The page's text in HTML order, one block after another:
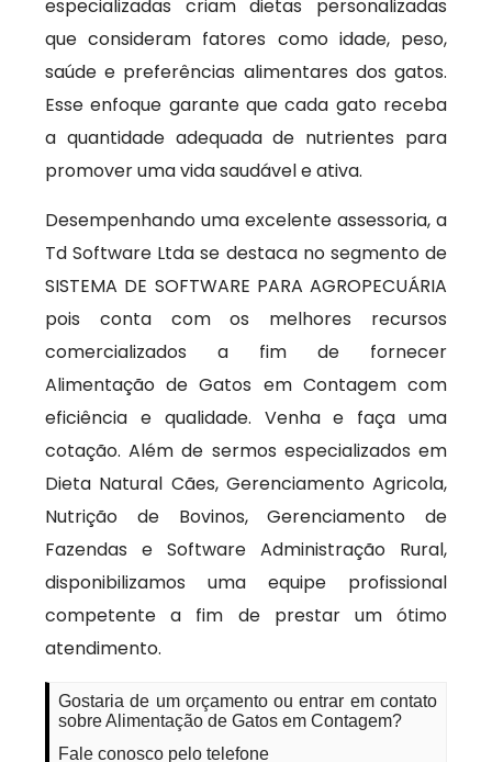
especializadas criam dietas personalizadas
que consideram fatores como idade, peso,
saúde e preferências alimentares dos gatos.
Esse enfoque garante que cada gato receba
a quantidade adequada de nutrientes para
promover uma vida saudável e ativa.
Desempenhando uma excelente assessoria, a
Td Software Ltda se destaca no segmento de
SISTEMA DE SOFTWARE PARA AGROPECUÁRIA
pois conta com os melhores recursos
comercializados a fim de fornecer
Alimentação de Gatos em Contagem com
eficiência e qualidade. Venha e faça uma
cotação. Além de sermos especializados em
Dieta Natural Cães, Gerenciamento Agricola,
Nutrição de Bovinos, Gerenciamento de
Fazendas e Software Administração Rural,
disponibilizamos uma equipe profissional
competente a fim de prestar um ótimo
atendimento.
Gostaria de um orçamento ou entrar em contato
sobre Alimentação de Gatos em Contagem?
Fale conosco pelo telefone